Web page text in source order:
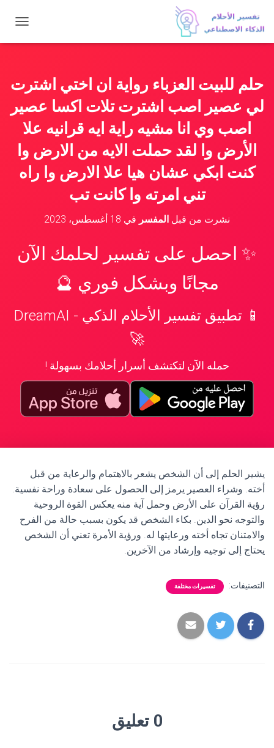
ب
ا
ت
حلم للبيت العزباء رواية ان اختي اشترت
لي عصير اصب اشترت تلات اكسا عصير
اصب وي انا مشيه راية ايه قرانيه علا
الأرض وا لقد حملت الايه من الارض وا
كنت ابكي عشان هيا علا الارض وا راه
تني امرته وا كانت تب
نشرت من قبل المفسر في 18 أغسطس، 2023
✨ احصل على تفسير لحلمك الآن
مجانًا وبشكل فوري 🔮
📱 تطبيق تفسير الأحلام الذكي - DreamAI
🚀
حمله الآن لتكتشف أسرار أحلامك بسهولة !
يشير الحلم إلى أن الشخص يشعر بالاهتمام والرعاية من قبل
أخته. وشراء العصير يرمز إلى الحصول على سعادة وراحة نفسية.
رؤية القرآن على الأرض وحمل آية منه يعكس القوة الروحية
والتوجه نحو الدين. بكاء الشخص قد يكون بسبب حالة من الفرح
والامتنان تجاه أخته ورعايتها له. ورؤية الأمرة تعني أن الشخص
يحتاج إلى توجيه وإرشاد من الآخرين.
التصنيفات: تفسيرات مختلفة
0 تعليق